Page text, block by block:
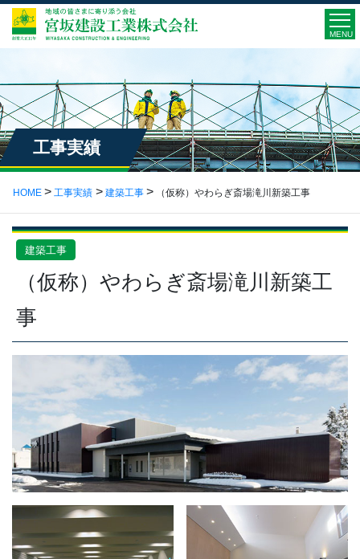
MENU
工事実績
HOME 工事実績 建築工事 （仮称）やわらぎ斎場滝川新築工事
建築工事
（仮称）やわらぎ斎場滝川新築工
事